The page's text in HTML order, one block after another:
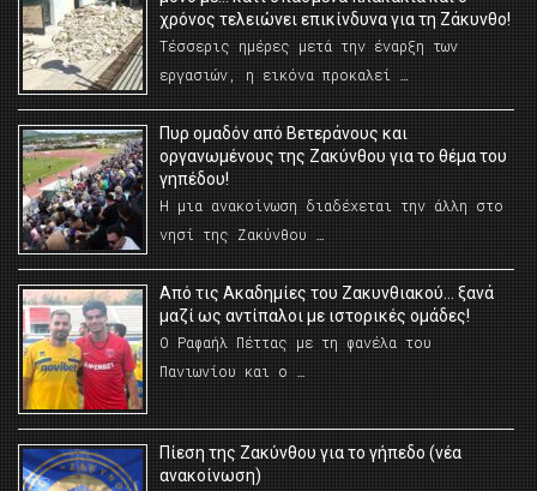
χρόνος τελειώνει επικίνδυνα για τη Ζάκυνθο!
Τέσσερις ημέρες μετά την έναρξη των
εργασιών, η εικόνα προκαλεί …
Πυρ ομαδόν από Βετεράνους και
οργανωμένους της Ζακύνθου για το θέμα του
γηπέδου!
Η μια ανακοίνωση διαδέχεται την άλλη στο
νησί της Ζακύνθου …
Από τις Ακαδημίες του Ζακυνθιακού… ξανά
μαζί ως αντίπαλοι με ιστορικές ομάδες!
Ο Ραφαήλ Πέττας με τη φανέλα του
Πανιωνίου και ο …
Πίεση της Ζακύνθου για το γήπεδο (νέα
ανακοίνωση)